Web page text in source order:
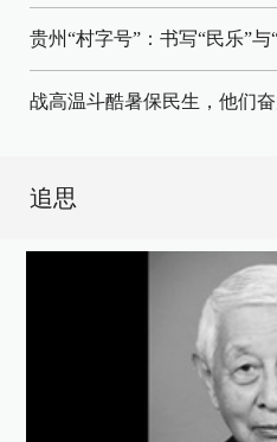
贵州“村字号”：书写“民乐”
战高温斗酷暑保民生，他们
追思